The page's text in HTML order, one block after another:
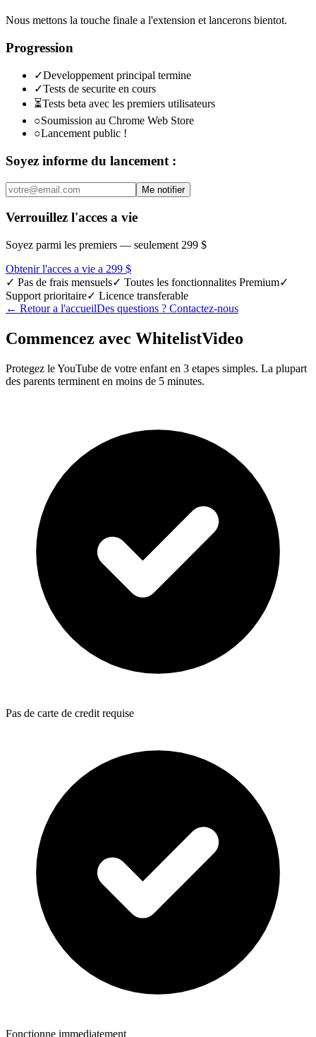
Nous mettons la touche finale a l'extension et lancerons bientot.
Progression
✓Developpement principal termine
✓Tests de securite en cours
⏳Tests beta avec les premiers utilisateurs
○Soumission au Chrome Web Store
○Lancement public !
Soyez informe du lancement :
Me notifier
Verrouillez l'acces a vie
Soyez parmi les premiers — seulement 299 $
Obtenir l'acces a vie a 299 $
✓ Pas de frais mensuels✓ Toutes les fonctionnalites Premium✓
Support prioritaire✓ Licence transferable
← Retour a l'accueilDes questions ? Contactez-nous
Commencez avec WhitelistVideo
Protegez le YouTube de votre enfant en 3 etapes simples. La plupart
des parents terminent en moins de 5 minutes.
Pas de carte de credit requise
Fonctionne immediatement